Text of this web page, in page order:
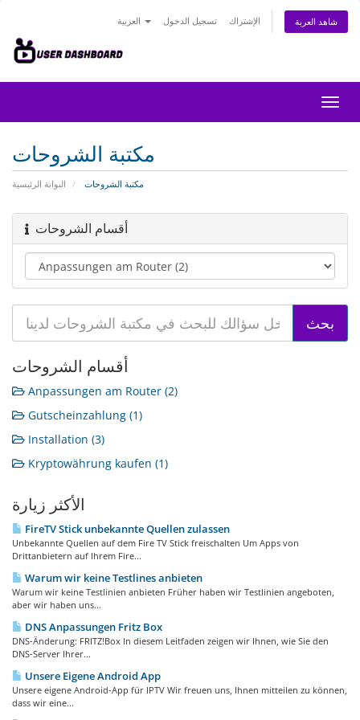
تسجيل الدخول الإشتراك شاهد العربة
تبديل
التنقل
مكتبة الشروحات
البوابة الرئيسية مكتبة الشروحات
أقسام الشروحات
أقسام الشروحات
Anpassungen am Router (2)
Gutscheinzahlung (1)
Installation (3)
Kryptowährung kaufen (1)
الأكثر زيارة
FireTV Stick unbekannte Quellen zulassen
Unbekannte Quellen auf dem Fire TV Stick freischalten Um Apps von
Drittanbietern auf Ihrem Fire...
Warum wir keine Testlines anbieten
Warum wir keine Testlinien anbieten Früher haben wir Testlinien angeboten,
aber wir haben uns...
DNS Anpassungen Fritz Box
DNS-Änderung: FRITZ!Box In diesem Leitfaden zeigen wir Ihnen, wie Sie den
DNS-Server Ihrer...
Unsere Eigene Android App
Unsere eigene Android-App für IPTV Wir freuen uns, Ihnen mitteilen zu können,
dass wir eine...